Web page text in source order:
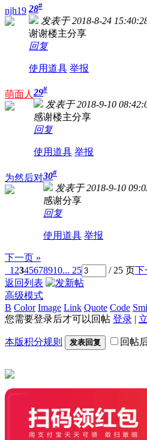
njh19 28#
发表于 2018-8-24
谢谢楼主分享
回复
使用道具 举报
萌面人29#
发表于 2018-9-10
感谢楼主分享
回复
使用道具 举报
为然后对30#
发表于 2018-9-10
感谢分享
回复
使用道具 举报
下一页 »
1 2345678910... 25 / 25 页下
返回列表
高级模式
B Color Image Link Quote Code
您需要登录后才可以回帖 登录 |
本版积分规则 发表回复 回帖